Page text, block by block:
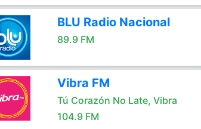
BLU Radio Nacional
89.9 FM
Vibra FM
Tú Corazón No Late, Vibra
104.9 FM